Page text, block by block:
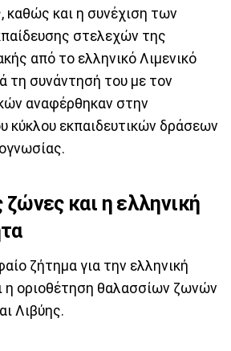
καθώς και η συνέχιση των
στελεχών της
από το ελληνικό Λιμενικό
τη συνάντησή του με τον
αναφέρθηκαν στην
κύκλου εκπαιδευτικών δράσεων
ζώνες και η ελληνική
ζήτημα για την ελληνική
η οριοθέτηση θαλασσίων ζωνών
Λιβύης.